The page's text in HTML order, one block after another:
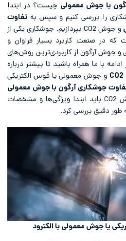
با جوش معمولی چیست؟ در ابتدا
را بررسی کنیم و سپس به تفاوت
و جوش CO2 بپردازیم. جوشکاری یکی از
در صنعت کاربرد بسیار فراوان و
جوش آرگون از کاربردی‌ترین روش‌های
با ما همراه باشید تا بیشتر درباره
CO2 و جوش معمولی یا قوس الکتریکی
جوشکاری آرگون با جوش معمولی
و تفاوت جوش آرگون و جوش CO2 باید ابتدا ویژگی‌ها و مشخصات
طور دقیق بررسی کرد.
یا جوش معمولی با الکترود